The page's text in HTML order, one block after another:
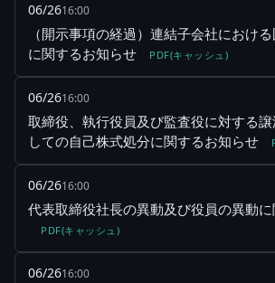
06/2616:00
（開示事項の経過）連結子会社におけ
に関するお知らせ
PDF(キャッシュ)
06/2616:00
取締役、執行役員及び監査役に対する
しての自己株式処分に関するお知らせ
06/2616:00
代表取締役社長の異動及び役員の異動
PDF(キャッシュ)
06/2616:00